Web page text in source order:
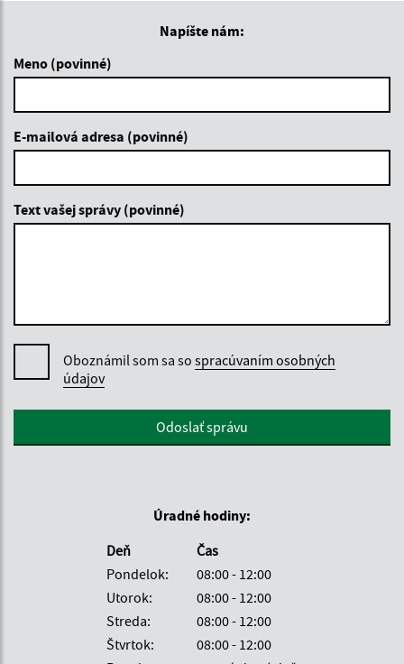
Napíšte nám:
Meno (povinné)
E-mailová adresa (povinné)
Text vašej správy (povinné)
Oboznámil som sa so spracúvaním osobných
údajov
Google reCaptcha ResponseOdoslať správu
Úradné hodiny:
Deň
Čas
Pondelok:
08:00 - 12:00
Utorok:
08:00 - 12:00
Streda:
08:00 - 12:00
Štvrtok:
08:00 - 12:00